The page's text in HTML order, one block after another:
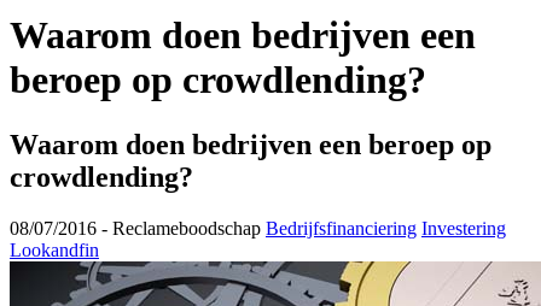
Waarom doen bedrijven een
beroep op crowdlending?
Waarom doen bedrijven een beroep op
crowdlending?
08/07/2016 - Reclameboodschap Bedrijfsfinanciering Investering
Lookandfin